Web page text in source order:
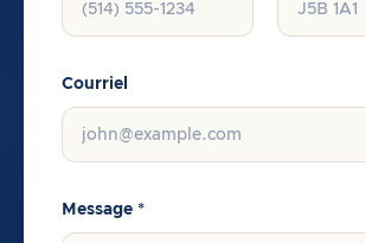
Courriel
Message *